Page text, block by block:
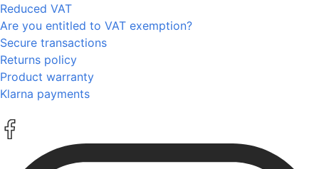
Reduced VAT
Are you entitled to VAT exemption?
Secure transactions
Returns policy
Product warranty
Klarna payments